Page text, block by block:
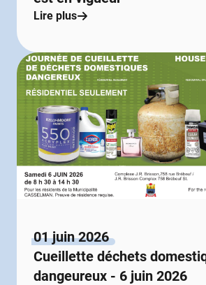
Lire plus
01 juin 2026
Cueillette déchets
dangeureux - 6 juin 2026